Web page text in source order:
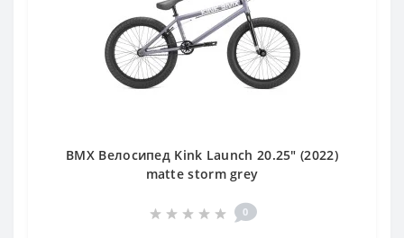
BMX Велосипед Kink Launch 20.25" (2022)
matte storm grey
0